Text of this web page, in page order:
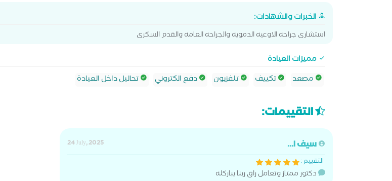
الخبرات والشهادات:
استشارى جراحه الاوعيه الدمويه والجراحه العامه والقدم السكرى
مميزات العيادة
مصعد
تكييف تلفزيون دفع الكتروني تحاليل داخل العيادة
التقييمات:
سيف ا...
24 July, 2025
التقييم :
دكتور ممتاز وتعامل راق ربنا يباركله